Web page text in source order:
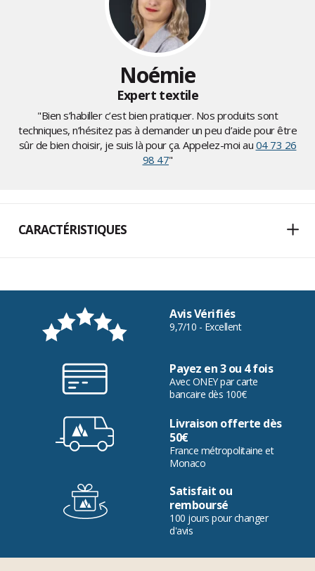
Noémie
Expert textile
"Bien s’habiller c’est bien pratiquer. Nos produits sont
techniques, n’hésitez pas à demander un peu d’aide pour être
sûr de bien choisir, je suis là pour ça. Appelez-moi au 04 73 26
98 47"
CARACTÉRISTIQUES
Avis Vérifiés
9,7/10 - Excellent
Payez en 3 ou 4 fois
Avec ONEY par carte
bancaire dès 100€
Livraison offerte dès
50€
France métropolitaine et
Monaco
Satisfait ou
remboursé
100 jours pour changer
d'avis